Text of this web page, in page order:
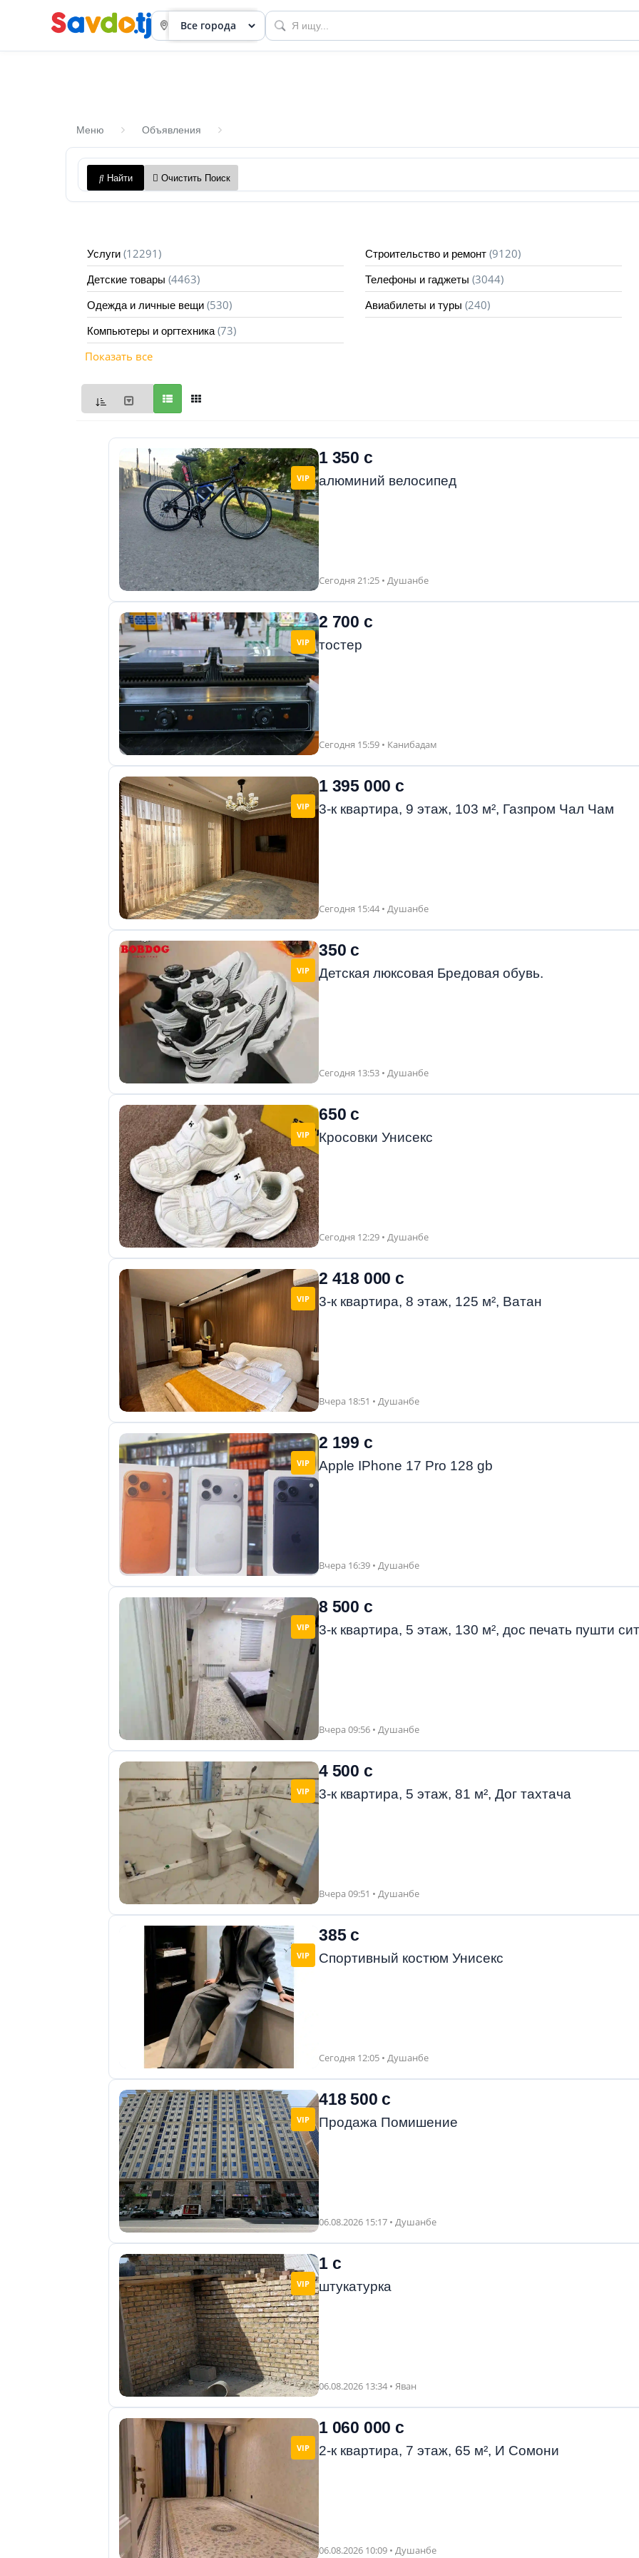
приборов
объявления
Меню Объявления
Найти Очистить Поиск
Услуги (12291) Строительство и ремонт (9120)
Детские товары (4463) Телефоны и гаджеты (3044)
Одежда и личные вещи (530) Авиабилеты и туры (240)
Компьютеры и оргтехника (73)
Показать все
VIP
1 350 с
алюминий велосипед
Сегодня 21:25 • Душанбе
VIP
2 700 с
тостер
Сегодня 15:59 • Канибадам
VIP
1 395 000 с
3-к квартира, 9 этаж, 103 м², Газпром Чал Чам
Сегодня 15:44 • Душанбе
VIP
350 с
Детская люксовая Бредовая обувь.
Сегодня 13:53 • Душанбе
VIP
650 с
Кросовки Унисекс
Сегодня 12:29 • Душанбе
VIP
2 418 000 с
3-к квартира, 8 этаж, 125 м², Ватан
Вчера 18:51 • Душанбе
VIP
2 199 с
Apple IPhone 17 Pro 128 gb
Вчера 16:39 • Душанбе
VIP
8 500 с
3-к квартира, 5 этаж, 130 м², дос печать пушти
Вчера 09:56 • Душанбе
VIP
4 500 с
3-к квартира, 5 этаж, 81 м², Дог тахтача
Вчера 09:51 • Душанбе
VIP
385 с
Спортивный костюм Унисекс
Сегодня 12:05 • Душанбе
VIP
418 500 с
Продажа Помишение
06.08.2026 15:17 • Душанбе
VIP
1 с
штукатурка
06.08.2026 13:34 • Яван
VIP
1 060 000 с
2-к квартира, 7 этаж, 65 м², И Сомони
06.08.2026 10:09 • Душанбе